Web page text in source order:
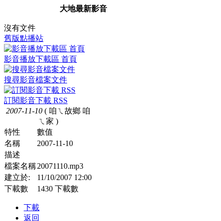
大地最新影音
沒有文件
舊版點播站
影音播放下載區 首頁
搜尋影音檔案文件
訂閱影音下載 RSS
2007-11-10 ( 咱ㄟ故鄉 咱
ㄟ家 )
特性
數值
名稱
2007-11-10
描述
檔案名稱20071110.mp3
建立於:
11/10/2007 12:00
下載數
1430 下載數
下載
返回